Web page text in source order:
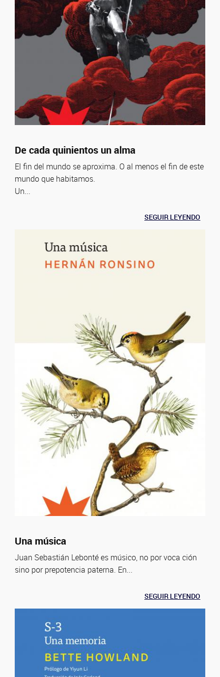
De cada quinientos un alma
El fin del mundo se aproxima. O al menos el fin de este
mundo que habitamos.
Un...
SEGUIR LEYENDO
Una música
Juan Sebastián Lebonté es músico, no por voca ción
sino por prepotencia paterna. En...
SEGUIR LEYENDO